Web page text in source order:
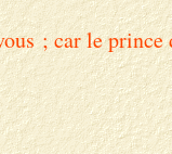
; car le